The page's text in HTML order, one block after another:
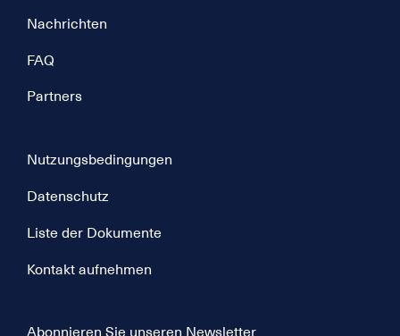
Nachrichten
FAQ
Partners
Nutzungsbedingungen
Datenschutz
Liste der Dokumente
Kontakt aufnehmen